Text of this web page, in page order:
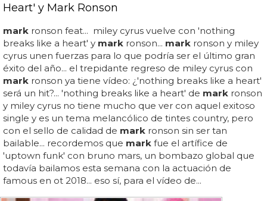
Heart' y Mark Ronson
mark ronson feat... miley cyrus vuelve con 'nothing
breaks like a heart' y mark ronson... mark ronson y miley
cyrus unen fuerzas para lo que podría ser el último gran
éxito del año... el trepidante regreso de miley cyrus con
mark ronson ya tiene vídeo: ¿'nothing breaks like a heart'
será un hit?... 'nothing breaks like a heart' de mark ronson
y miley cyrus no tiene mucho que ver con aquel exitoso
single y es un tema melancólico de tintes country, pero
con el sello de calidad de mark ronson sin ser tan
bailable... recordemos que mark fue el artífice de
'uptown funk' con bruno mars, un bombazo global que
todavía bailamos esta semana con la actuación de
famous en ot 2018... eso sí, para el vídeo de...